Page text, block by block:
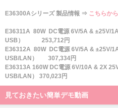
E36300Aシリーズ 製品情報 ⇒ こちらから
E36311A 80W DC電源 6V/5A & ±25V/1A
USB）
253,712円
E36312A 80W DC電源 6V/5A & ±25V/
USB/LAN） 307,334円
E36313A 160W DC電源 6V/10A & 2X
USB/LAN）
370,023円
見ておきたい簡単デモ動画